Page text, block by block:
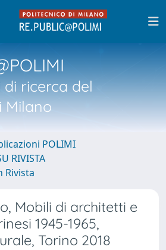
ricerca del
Milano
POLIMI
RIVISTA
Rivista
Mobili di architetti e
1945-1965,
Torino 2018